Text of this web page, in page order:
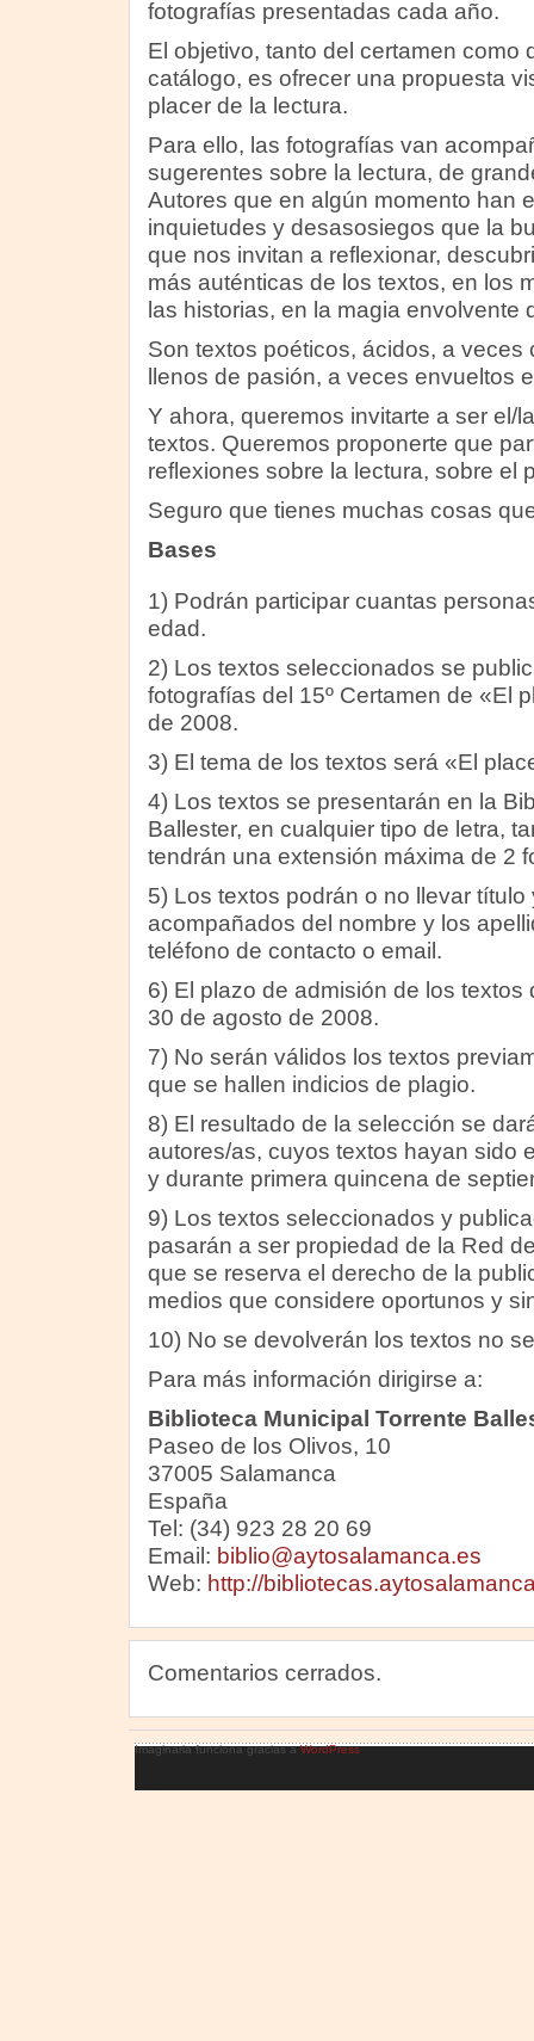
fotografías presentadas cada año.
El objetivo, tanto del certamen como
catálogo, es ofrecer una propuesta
placer de la lectura.
Para ello, las fotografías van
sugerentes sobre la lectura, de
Autores que en algún momento han
inquietudes y desasosiegos que la
que nos invitan a reflexionar,
más auténticas de los textos, en los
las historias, en la magia envolvente
Son textos poéticos, ácidos, a veces
llenos de pasión, a veces envueltos
Y ahora, queremos invitarte a ser el/
textos. Queremos proponerte que
reflexiones sobre la lectura, sobre el
Seguro que tienes muchas cosas
Bases
1) Podrán participar cuantas
edad.
2) Los textos seleccionados se
fotografías del 15º Certamen de «El
de 2008.
3) El tema de los textos será «El
4) Los textos se presentarán en la
Ballester, en cualquier tipo de letra,
tendrán una extensión máxima de 2
5) Los textos podrán o no llevar título
acompañados del nombre y los
teléfono de contacto o email.
6) El plazo de admisión de los
30 de agosto de 2008.
7) No serán válidos los textos
que se hallen indicios de plagio.
8) El resultado de la selección se
autores/as, cuyos textos hayan sido
y durante primera quincena de
9) Los textos seleccionados y
pasarán a ser propiedad de la Red
que se reserva el derecho de la
medios que considere oportunos y
10) No se devolverán los textos no
Para más información dirigirse a:
Biblioteca Municipal Torrente
Paseo de los Olivos, 10
37005 Salamanca
España
Tel: (34) 923 28 20 69
Email: biblio@aytosalamanca.es
Web: http://
Comentarios cerrados.
Imaginaria funciona gracias aWordPress